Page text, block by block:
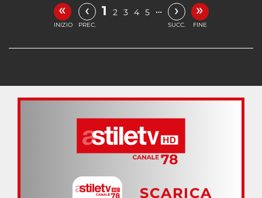
«
INIZIO
‹
PREC.
1 2 3 4 5 … ›
SUCC.
»
FINE
SCARICA